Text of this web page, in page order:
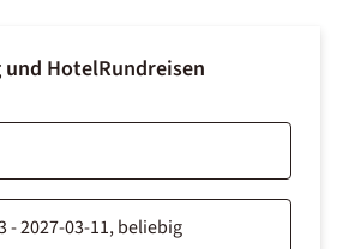
und HotelRundreisen